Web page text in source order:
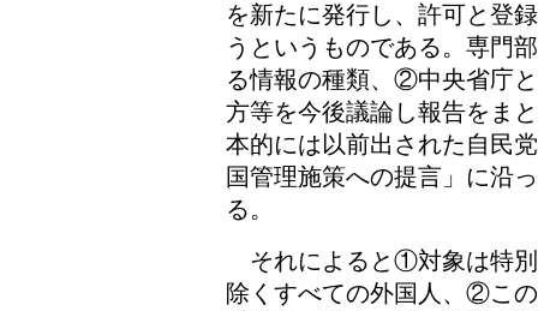
を新たに発行し、許可と登
うというものである。専門
る情報の種類、②中央省庁
方等を今後議論し報告をま
本的には以前出された自民
国管理施策への提言」に沿
る。
それによると①対象は特
除くすべての外国人、②こ